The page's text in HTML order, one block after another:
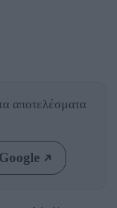
αποτελέσματα